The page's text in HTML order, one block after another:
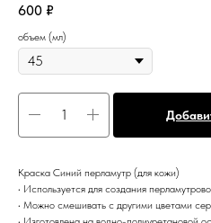
600 ₽
объем (мл)
Краска Синий перламутр (для кожи)
• Используется для создания
• Можно смешивать с другими цветами